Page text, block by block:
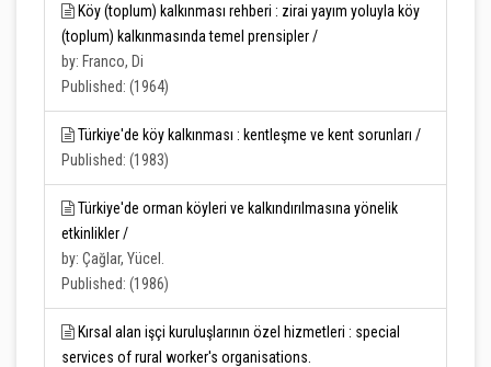
Köy (toplum) kalkınması rehberi : zirai yayım yoluyla köy
(toplum) kalkınmasında temel prensipler /
by: Franco, Di
Published: (1964)
Türkiye'de köy kalkınması : kentleşme ve kent sorunları /
Published: (1983)
Türkiye'de orman köyleri ve kalkındırılmasına yönelik
etkinlikler /
by: Çağlar, Yücel.
Published: (1986)
Kırsal alan işçi kuruluşlarının özel hizmetleri : special
services of rural worker's organisations.